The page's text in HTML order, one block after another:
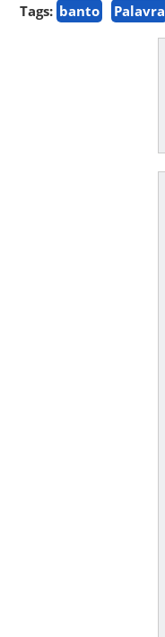
Tags: banto Palavra